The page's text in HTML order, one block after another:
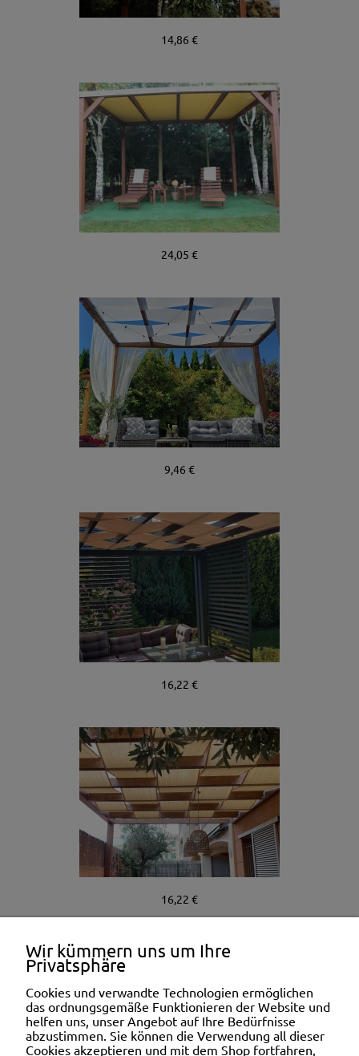
14,86 €
24,05 €
9,46 €
16,22 €
16,22 €
INFORMATION
Wir kümmern uns um Ihre
Privatsphäre
Cookies und verwandte Technologien ermöglichen
das ordnungsgemäße Funktionieren der Website und
helfen uns, unser Angebot auf Ihre Bedürfnisse
abzustimmen. Sie können die Verwendung all dieser
Cookies akzeptieren und mit dem Shop fortfahren,